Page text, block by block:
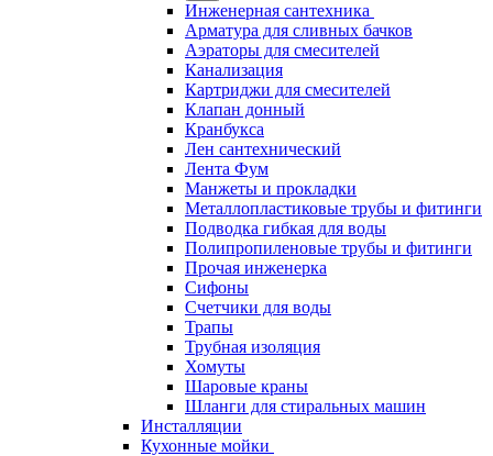
Инженерная сантехника
Арматура для сливных бачков
Аэраторы для смесителей
Канализация
Картриджи для смесителей
Клапан донный
Кранбукса
Лен сантехнический
Лента Фум
Манжеты и прокладки
Металлопластиковые трубы и фитинги
Подводка гибкая для воды
Полипропиленовые трубы и фитинги
Прочая инженерка
Сифоны
Счетчики для воды
Трапы
Трубная изоляция
Хомуты
Шаровые краны
Шланги для стиральных машин
Инсталляции
Кухонные мойки